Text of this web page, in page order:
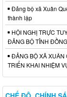
Đảng bộ xã Xuân
thành lập
HỘI NGHỊ TRỰC
ĐẢNG BỘ TỈNH
ĐẢNG BỘ XÃ XUÂN
TRIỂN KHAI NHIỆM